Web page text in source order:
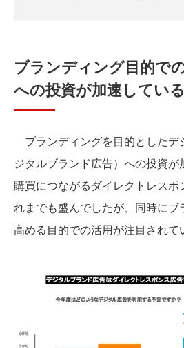
ブランディング目的で
への投資が加速している
ブランディングを目的としたデ
ジタルブランド広告）への投資
購買につながるダイレクトレスポ
れまでも盛んでしたが、同時にブ
高める目的での活用が注目されて